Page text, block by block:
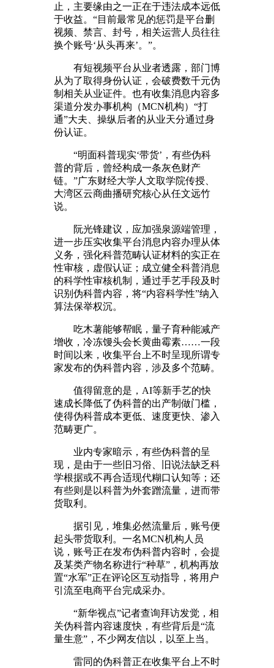
止，主要缘由之一正在于违法成本远低
于收益。“目前最常见的惩罚是平台删
视频、禁言、封号，相关运营人员往往
换个账号‘从头再来’。”。
有短视频平台从业者透露，部门博
从为了取得身份认证，会破费数千元伪
制相关从业证件。也有收集消息内容多
渠道分发办事机构（MCN机构）“打
通”大夫、操纵后者的从业天分通过身
份认证。
“明面科普现实‘带货’，有些伪科
普的背后，曾经构成一条灰色财产
链。”广东财经大学人文取学院传授、
大湾区云商曲播研究核心从任文远竹
说。
阮光锋建议，应加强泉源端管理，
进一步压实收集平台消息内容办理从体
义务，强化科普范畴认证材料的实正在
性审核，虚假认证；成立健全科普消息
的科学性审核机制，通过手艺手段及时
识别伪科普内容，将“内容科学性”纳入
算法保举权沉。
吃木薯能够帮眠，量子育种能减产
增收，冷冻馒头会长黄曲霉素……一段
时间以来，收集平台上不时呈现所谓专
家发布的伪科普内容，涉及多个范畴。
值得留意的是，AI等新手艺的快
速成长降低了伪科普的出产制做门槛，
使得伪科普成本更低、速度更快、渗入
范畴更广。
业内专家暗示，有些伪科普的呈
现，是由于一些旧习俗、旧说法缺乏科
学根据或不再合适现代糊口认知等；还
有些则是以科普为外套蹭流量，进而带
货取利。
据引见，堆集必然流量后，账号便
起头带货取利。一名MCN机构人员
说，账号正在发布伪科普内容时，会提
及某类产物名称进行“种草”，机构再放
置“水军”正在评论区互动指导，将用户
引流至电商平台完成采办。
“新华视点”记者查询拜访发觉，相
关伪科普内容速度快，有些背后是“流
量生意”，不少网友信以，以至上当。
雷同的伪科普正在收集平台上不时